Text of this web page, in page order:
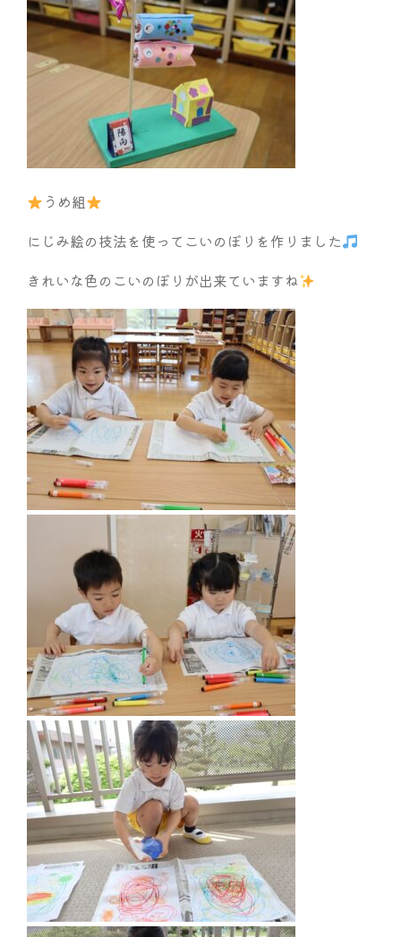
うめ組
にじみ絵の技法を使ってこいのぼりを作りました
きれいな色のこいのぼりが出来ていますね